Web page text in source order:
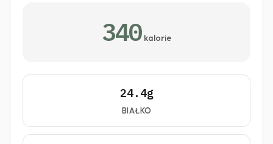
340 kalorie
24.4g
BIAŁKO